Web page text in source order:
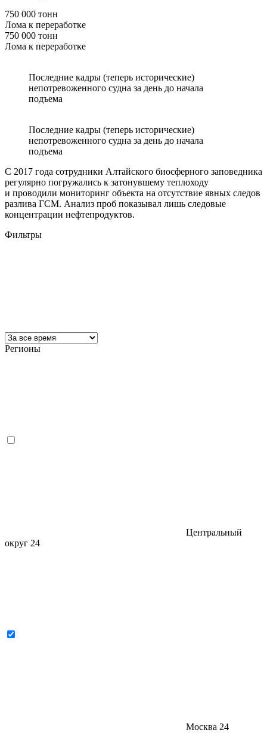
750 000 тонн
Лома к переработке
750 000 тонн
Лома к переработке
Последние кадры (теперь исторические)
непотревоженного судна за день до начала
подъема
Последние кадры (теперь исторические)
непотревоженного судна за день до начала
подъема
С 2017 года сотрудники Алтайского биосферного заповедника
регулярно погружались к затонувшему теплоходу
и проводили мониторинг объекта на отсутствие явных следов
разлива ГСМ. Анализ проб показывал лишь следовые
концентрации нефтепродуктов.
Фильтры
Регионы
Центральный
округ 24
Москва 24